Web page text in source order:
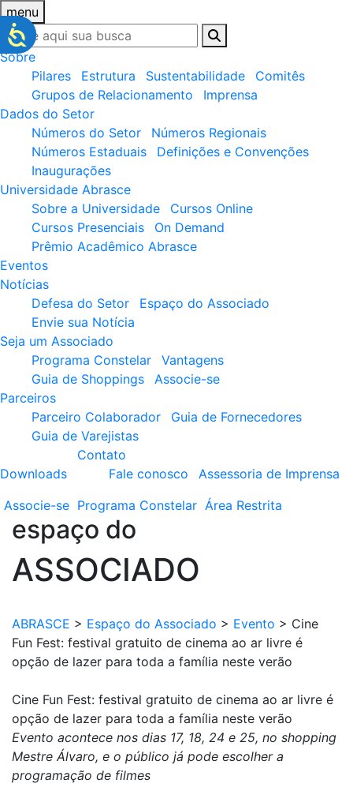
menu
Sobre
Pilares
Estrutura Sustentabilidade
Comitês
Grupos de Relacionamento
Imprensa
Dados do Setor
Números do Setor
Números Regionais
Números Estaduais
Definições e Convenções
Inaugurações
Universidade Abrasce
Sobre a Universidade
Cursos Online
Cursos Presenciais
On Demand
Prêmio Acadêmico Abrasce
Eventos
Notícias
Defesa do Setor
Espaço do Associado
Envie sua Notícia
Seja um Associado
Programa Constelar
Vantagens
Guia de Shoppings
Associe-se
Parceiros
Parceiro Colaborador
Guia de Fornecedores
Guia de Varejistas
Downloads
Contato
Fale conosco
Assessoria de Imprensa
Associe-se Programa Constelar Área Restrita
espaço do
ASSOCIADO
ABRASCE > Espaço do Associado > Evento > Cine
Fun Fest: festival gratuito de cinema ao ar livre é
opção de lazer para toda a família neste verão
Cine Fun Fest: festival gratuito de cinema ao ar livre é
opção de lazer para toda a família neste verão
Evento acontece nos dias 17, 18, 24 e 25, no shopping
Mestre Álvaro, e o público já pode escolher a
programação de filmes